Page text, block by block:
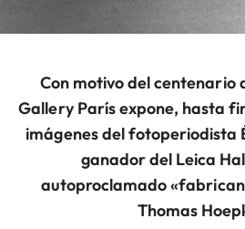
Con motivo del centenario
Gallery París expone, hasta
imágenes del fotoperiodista
ganador del Leica
autoproclamado
Thomas